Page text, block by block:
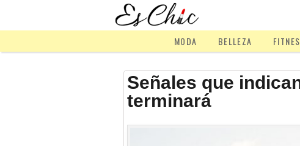
MODA BELLEZA
Señales que
terminará